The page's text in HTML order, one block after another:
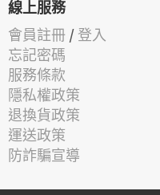
線上服務
會員註冊 / 登入
忘記密碼
服務條款
隱私權政策
退換貨政策
運送政策
防詐騙宣導